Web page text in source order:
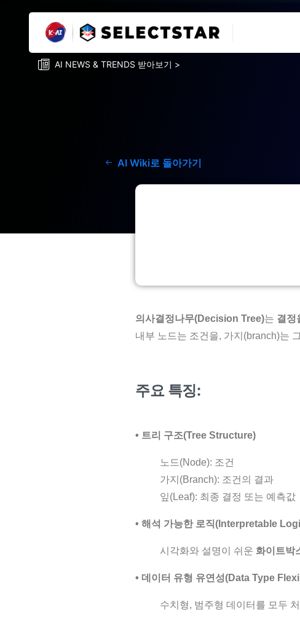
AI NEWS & TRENDS 받아보기 >
AI Wiki로 돌아가기
의사결정나무(Decision Tree)는 결정
내부 노드는 조건을, 가지(branch)는
주요 특징:
• 트리 구조(Tree Structure)
노드(Node): 조건
가지(Branch): 조건의 결과
잎(Leaf): 최종 결정 또는 예측값
• 해석 가능한 로직(Interpretable
시각화와 설명이 쉬운 화이트박
• 데이터 유형 유연성(Data Type
수치형, 범주형 데이터를 모두